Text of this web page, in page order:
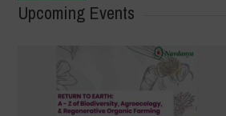
Upcoming Events